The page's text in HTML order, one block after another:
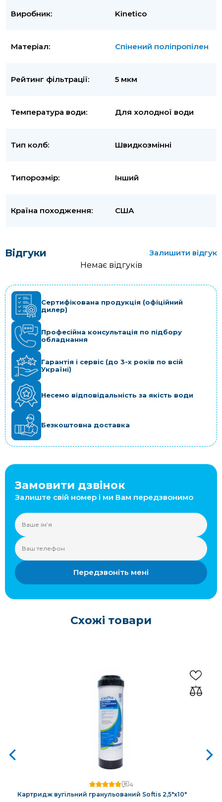
Виробник: Kinetico
Матеріал: Спінений поліпропілен
Рейтинг фільтрації: 5 мкм
Температура води: Для холодної води
Тип колб: Швидкозмінні
Типорозмір: Інший
Країна походження: США
Відгуки
Залишити відгук
Немає відгуків
Сертифікована продукція (офіційний
дилер)
Професійна консультація по підбору
обладнання
Гарантія і сервіс (до 3-х років по всій
Україні)
Несемо відповідальність за якість води
Безкоштовна доставка
Замовити дзвінок
Залиште свій номер і ми Вам передзвонимо
Передзвоніть мені
Схожі товари
4
Картридж вугільний гранульований Softis 2,5"х10"